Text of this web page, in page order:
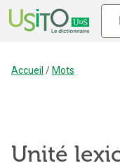
Accueil / Mots
Unité